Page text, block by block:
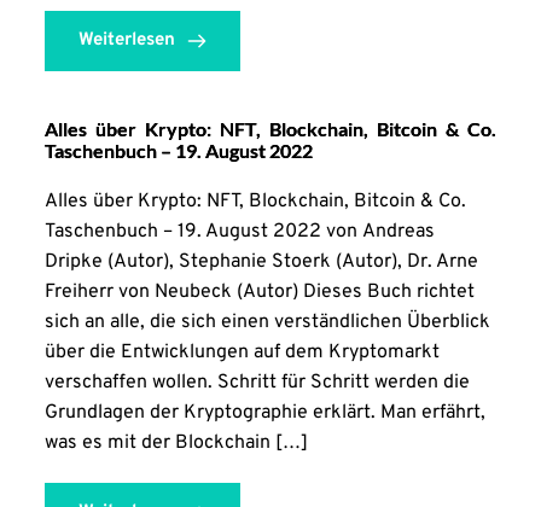
Weiterlesen
Alles über Krypto: NFT, Blockchain, Bitcoin & Co.
Taschenbuch – 19. August 2022
Alles über Krypto: NFT, Blockchain, Bitcoin & Co.
Taschenbuch – 19. August 2022 von Andreas
Dripke (Autor), Stephanie Stoerk (Autor), Dr. Arne
Freiherr von Neubeck (Autor) Dieses Buch richtet
sich an alle, die sich einen verständlichen Überblick
über die Entwicklungen auf dem Kryptomarkt
verschaffen wollen. Schritt für Schritt werden die
Grundlagen der Kryptographie erklärt. Man erfährt,
was es mit der Blockchain […]